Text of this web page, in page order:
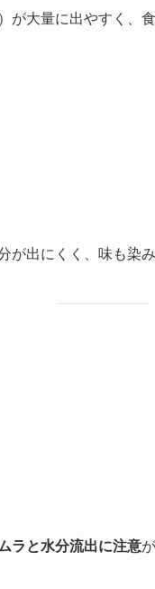
大量に出やすく、
出にくく、味も染
ラと水分流出に注意